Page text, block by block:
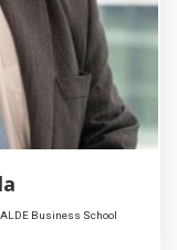
Business School